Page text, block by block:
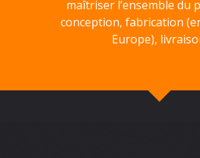
maîtriser l’ensemble du
conception, fabrication
Europe),